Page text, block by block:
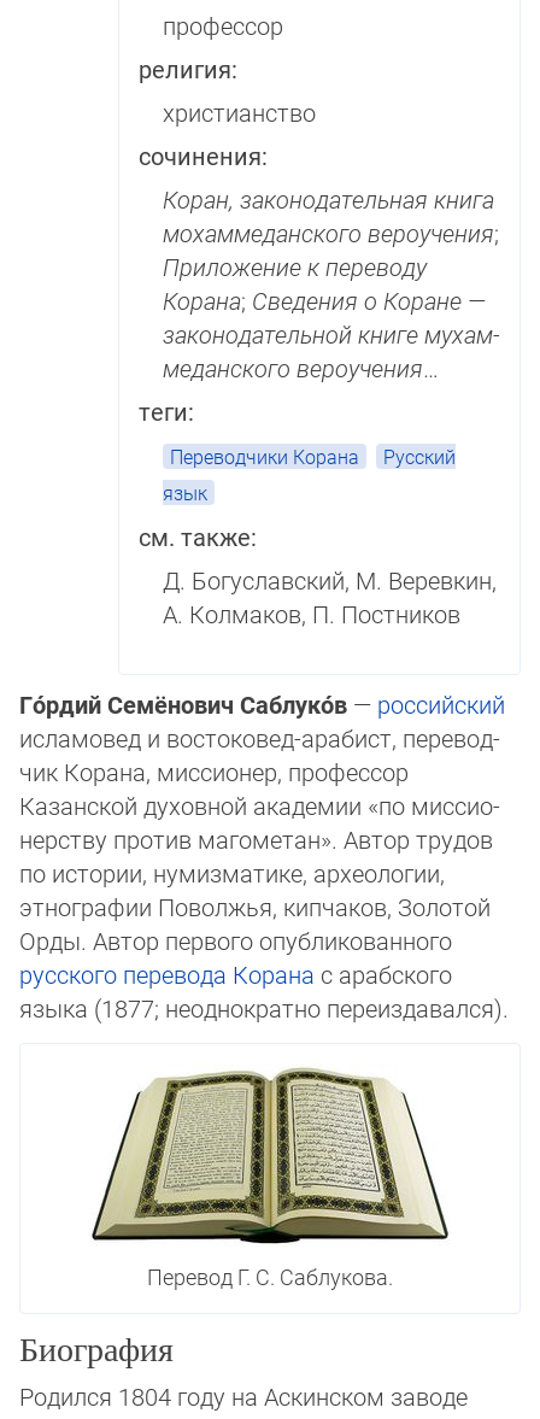
профессор
религия:
христианство
сочинения:
Коран, законодательная книга
мохаммеданского веро­уче­ния;
Приложение к пе­ре­во­ду
Корана; Сведе­ния о Коране —
законода­тель­ной книге му­хам­
медан­ского вероучения…
теги:
Переводчики Корана
Русский
язык
см. также:
Д. Богуславский, М. Веревкин,
А. Колмаков, П. Постников
Го́рдий Семёнович Саблуко́в — российский
исламовед и востоковед-ара­­бист, пе­ре­вод­
чик Корана, мис­сио­нер, профессор
Казанской ду­хов­ной академии «по миссио­
нер­ст­ву против ма­го­ме­тан». Автор трудов
по истории, нумизматике, ар­хео­логии,
этногра­фии Поволжья, кипчаков, Золотой
Орды. Автор пер­вого опуб­ли­ко­ван­ного
русского пе­ре­вода Ко­ра­на с арабского
языка (1877; не­од­но­крат­но пе­ре­из­да­вал­ся).
Перевод Г. С. Саблукова.
Биография
Родился 1804 году на Аскинском заводе